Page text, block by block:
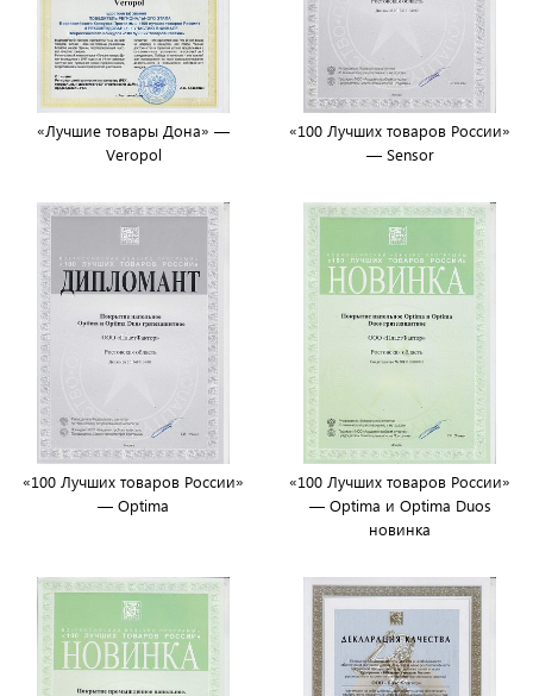
«Лучшие товары Дона» —
Veropol
«100 Лучших товаров России»
— Sensor
«100 Лучших товаров России»
— Optima
«100 Лучших товаров России»
— Optima и Optima Duos
новинка